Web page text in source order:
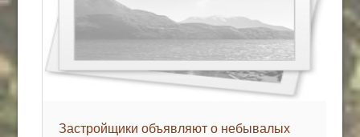
Застройщики объявляют о небывалых